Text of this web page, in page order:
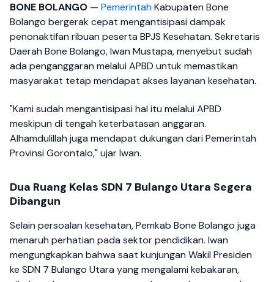
BONE BOLANGO — PemerintahKabupaten Bone
Bolango bergerak cepat mengantisipasi dampak
penonaktifan ribuan peserta BPJS Kesehatan. Sekretaris
Daerah Bone Bolango, Iwan Mustapa, menyebut sudah
ada penganggaran melalui APBD untuk memastikan
masyarakat tetap mendapat akses layanan kesehatan.
"Kami sudah mengantisipasi hal itu melalui APBD
meskipun di tengah keterbatasan anggaran.
Alhamdulillah juga mendapat dukungan dari Pemerintah
Provinsi Gorontalo," ujar Iwan.
Dua Ruang Kelas SDN 7 Bulango Utara Segera
Dibangun
Selain persoalan kesehatan, Pemkab Bone Bolango juga
menaruh perhatian pada sektor pendidikan. Iwan
mengungkapkan bahwa saat kunjungan Wakil Presiden
ke SDN 7 Bulango Utara yang mengalami kebakaran,